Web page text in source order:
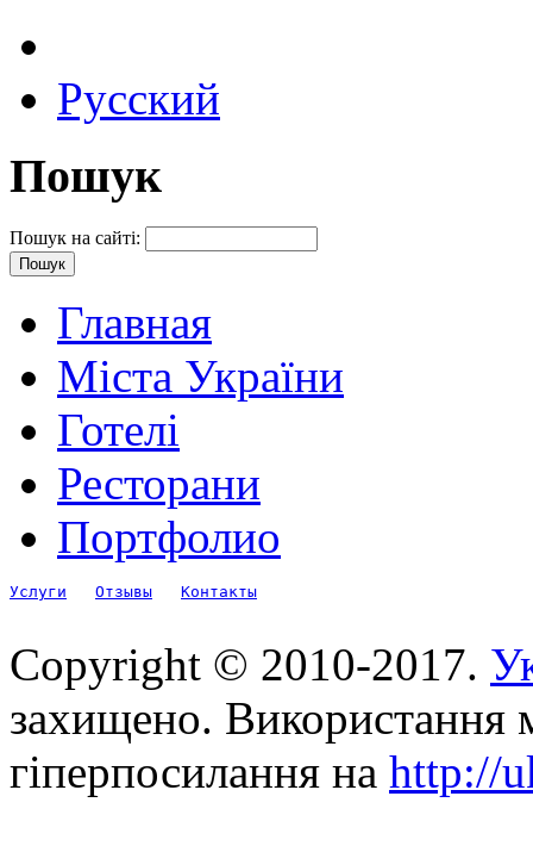
Русский
Пошук
Пошук на сайті:
Главная
Міста України
Готелі
Ресторани
Портфолио
Услуги Отзывы Контакты
Copyright © 2010-2017.
захищено. Використання
гіперпосилання на http://